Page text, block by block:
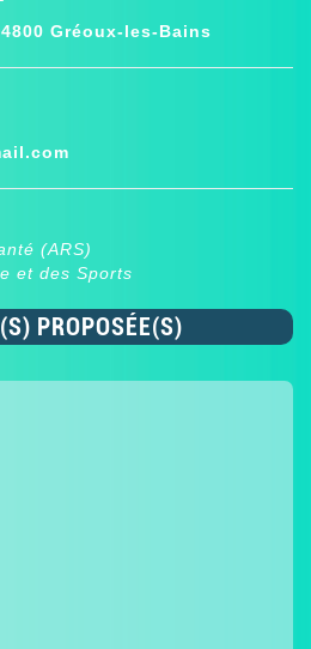
Gréoux-les-Bains
(ARS)
et des Sports
PROPOSÉE(S)